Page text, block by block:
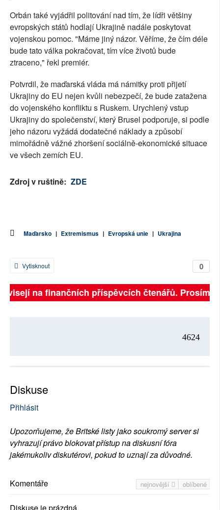
Orbán také vyjádřil politování nad tím, že lídři většiny
evropských států hodlají Ukrajině nadále poskytovat
vojenskou pomoc. "Máme jiný názor. Věříme, že čím déle
bude tato válka pokračovat, tím více životů bude
ztraceno," řekl premiér.
Potvrdil, že maďarská vláda má námitky proti přijetí
Ukrajiny do EU nejen kvůli nebezpečí, že bude zatažena
do vojenského konfliktu s Ruskem. Urychlený vstup
Ukrajiny do společenství, který Brusel podporuje, si podle
jeho názoru vyžádá dodatečné náklady a způsobí
mimořádně vážné zhoršení sociálně-ekonomické situace
ve všech zemích EU.
Zdroj v ruštině: ZDE
Maďarsko | Extremismus | Evropská unie | Ukrajina
0
Vytisknout
na finančních příspěvcích čtenářů. Prosíme,
4624
Diskuse
Přihlásit
Upozorňujeme, že Britské listy jako soukromý server si
vyhrazují právo blokovat přístup na diskusní fóra
jakémukoliv diskutérovi, pokud to uznají za důvodné.
nejnovější oblíbené
Komentáře